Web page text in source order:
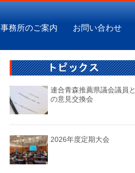
事務所のご案内 お問い合わせ
連合青森推薦県議会議員と
の意見交換会
2026年度定期大会